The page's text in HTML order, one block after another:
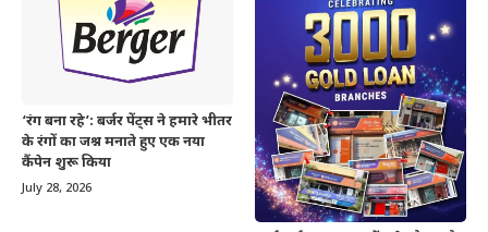
‘रंग बना रहे’: बर्जर पेंट्स ने हमारे भीतर
के रंगों का जश्न मनाते हुए एक नया
कैंपेन शुरू किया
July 28, 2026